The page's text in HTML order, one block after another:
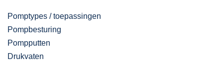
Pomptypes / toepassingen
Pompbesturing
Pompputten
Drukvaten